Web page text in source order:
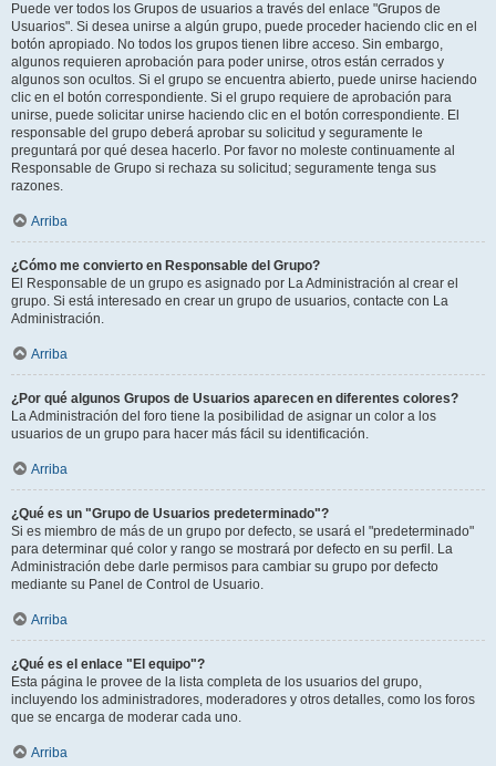
Puede ver todos los Grupos de usuarios a través del enlace "Grupos de
Usuarios". Si desea unirse a algún grupo, puede proceder haciendo clic en el
botón apropiado. No todos los grupos tienen libre acceso. Sin embargo,
algunos requieren aprobación para poder unirse, otros están cerrados y
algunos son ocultos. Si el grupo se encuentra abierto, puede unirse haciendo
clic en el botón correspondiente. Si el grupo requiere de aprobación para
unirse, puede solicitar unirse haciendo clic en el botón correspondiente. El
responsable del grupo deberá aprobar su solicitud y seguramente le
preguntará por qué desea hacerlo. Por favor no moleste continuamente al
Responsable de Grupo si rechaza su solicitud; seguramente tenga sus
razones.
Arriba
¿Cómo me convierto en Responsable del Grupo?
El Responsable de un grupo es asignado por La Administración al crear el
grupo. Si está interesado en crear un grupo de usuarios, contacte con La
Administración.
Arriba
¿Por qué algunos Grupos de Usuarios aparecen en diferentes colores?
La Administración del foro tiene la posibilidad de asignar un color a los
usuarios de un grupo para hacer más fácil su identificación.
Arriba
¿Qué es un "Grupo de Usuarios predeterminado"?
Si es miembro de más de un grupo por defecto, se usará el "predeterminado"
para determinar qué color y rango se mostrará por defecto en su perfil. La
Administración debe darle permisos para cambiar su grupo por defecto
mediante su Panel de Control de Usuario.
Arriba
¿Qué es el enlace "El equipo"?
Esta página le provee de la lista completa de los usuarios del grupo,
incluyendo los administradores, moderadores y otros detalles, como los foros
que se encarga de moderar cada uno.
Arriba